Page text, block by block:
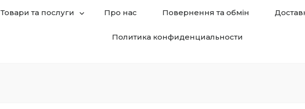
Товари та послуги Про нас Повернення та обмін
Политика конфиденциальности